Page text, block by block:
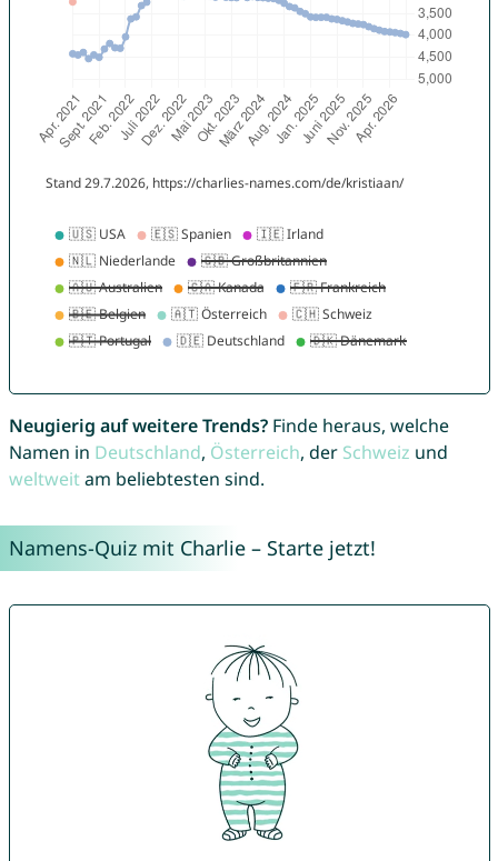
Neugierig auf weitere Trends?Finde heraus, welche
Namen in Deutschland, Österreich, der Schweiz und
weltweitam beliebtesten sind.
Namens-Quiz mit Charlie – Starte jetzt!